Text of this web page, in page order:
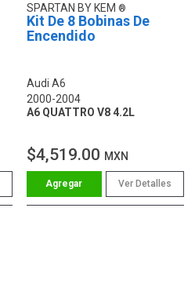
SPARTAN BY KEM
Kit De 8 Bobinas De
Encendido
Audi A6
2000-2004
A6 QUATTRO V8 4.2L
$4,519.00 MXN
Ver Detalles